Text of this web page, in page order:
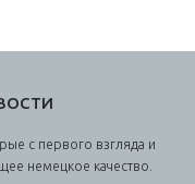
с первого взгляда и
немецкое качество.